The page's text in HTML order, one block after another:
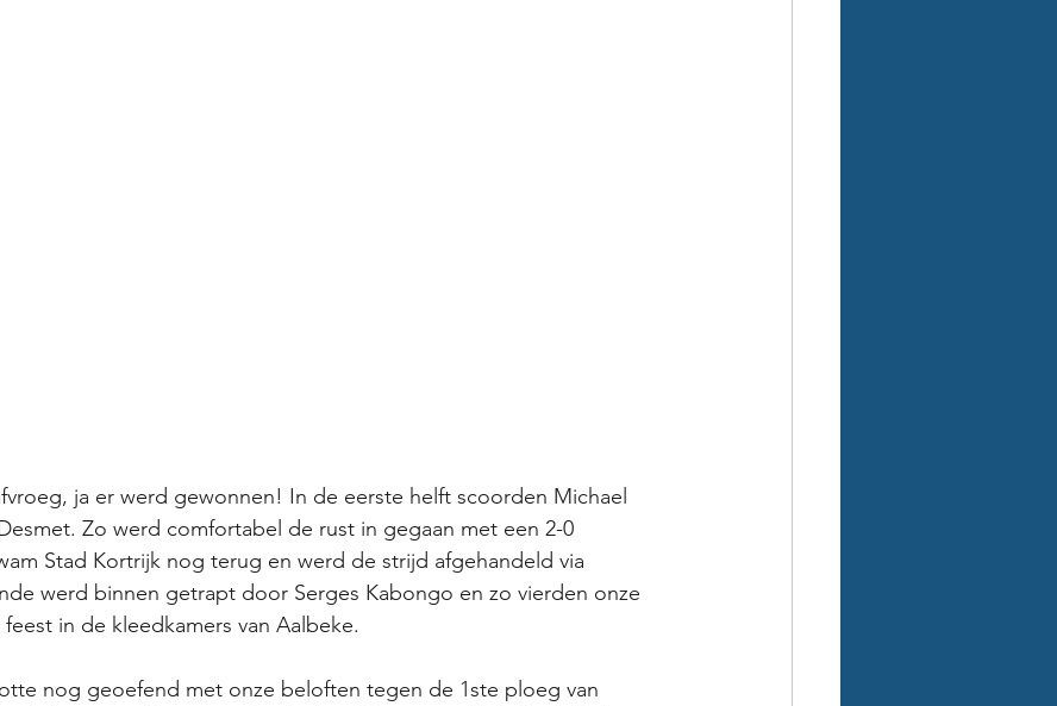
ja er werd gewonnen! In de eerste helft scoorden Michael
Zo werd comfortabel de rust in gegaan met een 2-0
Stad Kortrijk nog terug en werd de strijd afgehandeld via
werd binnen getrapt door Serges Kabongo en zo vierden onze
in de kleedkamers van Aalbeke.
nog geoefend met onze beloften tegen de 1ste ploeg van